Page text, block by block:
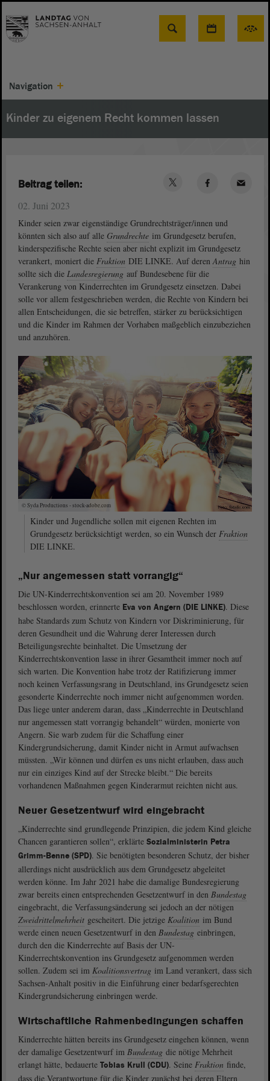
Suche
Navigation
Kinder zu eigenem Recht kommen lassen
02. Juni 2023
Kinder seien zwar eigenständige Grundrechtsträger/innen und
könnten sich also auf alle Grundrechte im Grundgesetz berufen,
kinderspezifische Rechte seien aber nicht explizit im Grundgesetz
verankert, moniert die Fraktion DIE LINKE. Auf derenAntrag hin
sollte sich die Landesregierung auf Bundesebene für die
Verankerung von Kinderrechten im Grundgesetz einsetzen. Dabei
solle vor allem festgeschrieben werden, die Rechte von Kindern bei
allen Entscheidungen, die sie betreffen, stärker zu berücksichtigen
und die Kinder im Rahmen der Vorhaben maßgeblich einzubeziehen
und anzuhören.
© Syda Productions - stock-adobe.com
Kinder und Jugendliche sollen mit eigenen Rechten im
Grundgesetz berücksichtigt werden, so ein Wunsch der Fraktion
DIE LINKE.
„Nur angemessen statt vorrangig“
Die UN-Kinderrechtskonvention sei am 20. November 1989
beschlossen worden, erinnerte Eva von Angern (DIE LINKE). Diese
habe Standards zum Schutz von Kindern vor Diskriminierung, für
deren Gesundheit und die Wahrung derer Interessen durch
Beteiligungsrechte beinhaltet. Die Umsetzung der
Kinderrechtskonvention lasse in ihrer Gesamtheit immer noch auf
sich warten. Die Konvention habe trotz der Ratifizierung immer
noch keinen Verfassungsrang in Deutschland, ins Grundgesetz seien
gesonderte Kinderrechte noch immer nicht aufgenommen worden.
Das liege unter anderem daran, dass „Kinderrechte in Deutschland
nur angemessen statt vorrangig behandelt“ würden, monierte von
Angern. Sie warb zudem für die Schaffung einer
Kindergrundsicherung, damit Kinder nicht in Armut aufwachsen
müssten. „Wir können und dürfen es uns nicht erlauben, dass auch
nur ein einziges Kind auf der Strecke bleibt.“ Die bereits
vorhandenen Maßnahmen gegen Kinderarmut reichten nicht aus.
Neuer Gesetzentwurf wird eingebracht
„Kinderrechte sind grundlegende Prinzipien, die jedem Kind gleiche
Chancen garantieren sollen“, erklärte Sozialministerin Petra
Grimm-Benne (SPD). Sie benötigten besonderen Schutz, der bisher
allerdings nicht ausdrücklich aus dem Grundgesetz abgeleitet
werden könne. Im Jahr 2021 habe die damalige Bundesregierung
zwar bereits einen entsprechenden Gesetzentwurf in den Bundestag
eingebracht, die Verfassungsänderung sei jedoch an der nötigen
Zweidrittelmehrheit gescheitert. Die jetzige Koalition im Bund
werde einen neuen Gesetzentwurf in den Bundestag einbringen,
durch den die Kinderrechte auf Basis der UN-
Kinderrechtskonvention ins Grundgesetz aufgenommen werden
sollen. Zudem sei im Koalitionsvertrag im Land verankert, dass sich
Sachsen-Anhalt positiv in die Einführung einer bedarfsgerechten
Kindergrundsicherung einbringen werde.
Wirtschaftliche Rahmenbedingungen schaffen
Kinderrechte hätten bereits ins Grundgesetz eingehen können, wenn
der damalige Gesetzentwurf im Bundestag die nötige Mehrheit
erlangt hätte, bedauerte Tobias Krull (CDU). Seine Fraktion finde,
dass die Verantwortung für die Kinder zunächst bei deren Eltern
Beitrag teilen: